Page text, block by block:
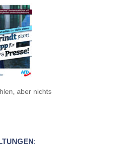
aber nichts
: